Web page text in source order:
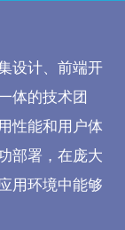
设计、前端开
体的技术团
性能和用户体
部署，在庞大
用环境中能够